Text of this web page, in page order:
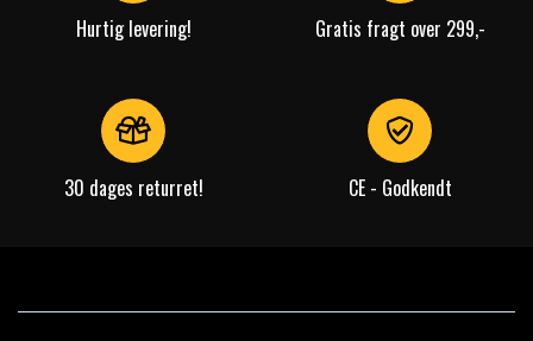
Hurtig levering! Gratis fragt over 299,-
30 dages returret! CE - Godkendt